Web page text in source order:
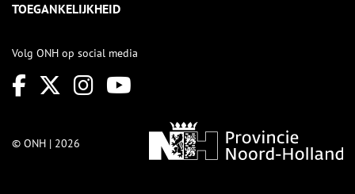
TOEGANKELIJKHEID
Volg ONH op social media
© ONH | 2026